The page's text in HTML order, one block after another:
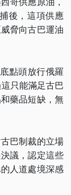
後，這項供應
脅向古巴運油
點頭放行俄羅
只能滿足古巴
藥品短缺，無
巴制裁的立場
議，認定這些
人道處境深感